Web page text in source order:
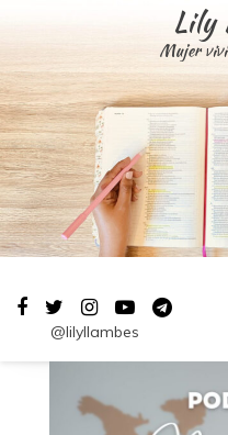
Lily
Mujer
@lilyllambes